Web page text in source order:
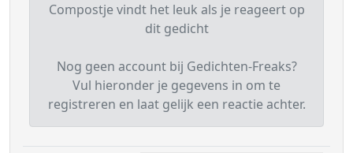
Compostje vindt het leuk als je reageert op
dit gedicht
Nog geen account bij Gedichten-Freaks?
Vul hieronder je gegevens in om te
registreren en laat gelijk een reactie achter.